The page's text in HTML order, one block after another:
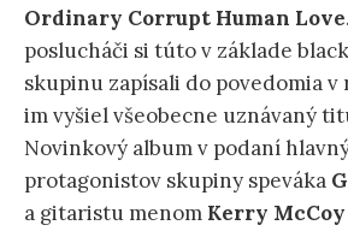
Ordinary Corrupt Human Love
poslucháči si túto v základe
skupinu zapísali do povedomia v
im vyšiel všeobecne uznávaný
Novinkový album v podaní
protagonistov skupiny speváka
a gitaristu menom Kerry McCoy